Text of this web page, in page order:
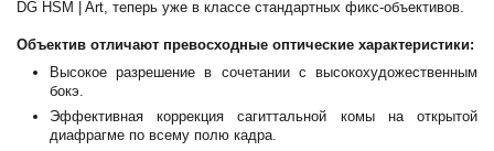
DG HSM | Art, теперь уже в классе стандартных фикс-объективов.
Объектив отличают превосходные оптические характеристики:
Высокое разрешение в сочетании с высокохудожественным
бокэ.
Эффективная коррекция сагиттальной комы на открытой
диафрагме по всему полю кадра.